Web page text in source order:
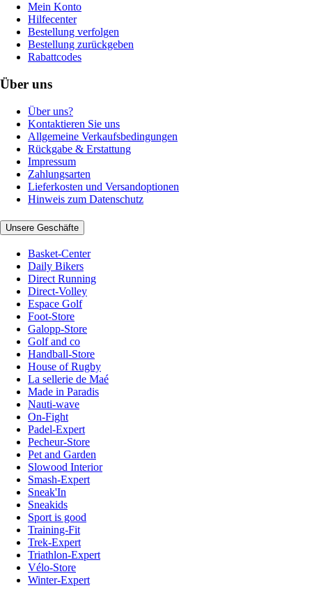
Mein Konto
Hilfecenter
Bestellung verfolgen
Bestellung zurückgeben
Rabattcodes
Über uns
Über uns?
Kontaktieren Sie uns
Allgemeine Verkaufsbedingungen
Rückgabe & Erstattung
Impressum
Zahlungsarten
Lieferkosten und Versandoptionen
Hinweis zum Datenschutz
Unsere Geschäfte
Basket-Center
Daily Bikers
Direct Running
Direct-Volley
Espace Golf
Foot-Store
Galopp-Store
Golf and co
Handball-Store
House of Rugby
La sellerie de Maé
Made in Paradis
Nauti-wave
On-Fight
Padel-Expert
Pecheur-Store
Pet and Garden
Slowood Interior
Smash-Expert
Sneak'In
Sneakids
Sport is good
Training-Fit
Trek-Expert
Triathlon-Expert
Vélo-Store
Winter-Expert